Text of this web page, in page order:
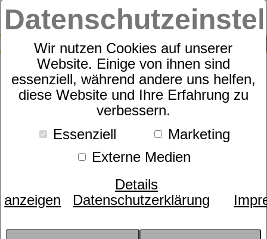
Wir nutzen Cookies auf unserer
Website. Einige von ihnen sind
essenziell, während andere uns helfen,
diese Website und Ihre Erfahrung zu
verbessern.
Essenziell
Marketing
Externe Medien
Details
anzeigen
Datenschutzerklärung
SUCHE
0
Produkte Life-STYLE-Welten 80 Produkte
Life-STYLE-Welten
- bitte wählen -
Größe